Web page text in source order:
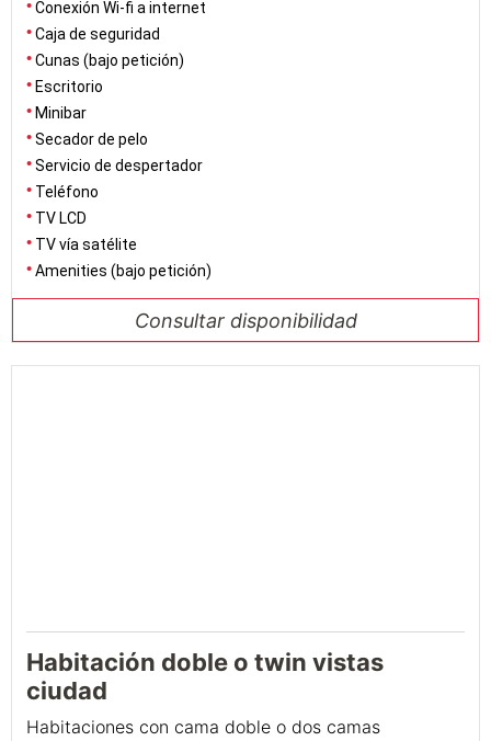
Conexión Wi-fi a internet
Caja de seguridad
Cunas (bajo petición)
Escritorio
Minibar
Secador de pelo
Servicio de despertador
Teléfono
TV LCD
TV vía satélite
Amenities (bajo petición)
Consultar disponibilidad
Habitación doble o twin vistas
ciudad
Habitaciones con cama doble o dos camas